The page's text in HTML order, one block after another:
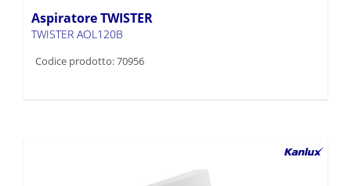
Aspiratore TWISTER
TWISTER AOL120B
Codice prodotto: 70956